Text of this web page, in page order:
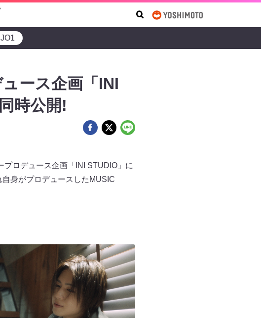
ース企画「INI
時公開!
ロデュース企画「INI STUDIO」に
身がプロデュースしたMUSIC